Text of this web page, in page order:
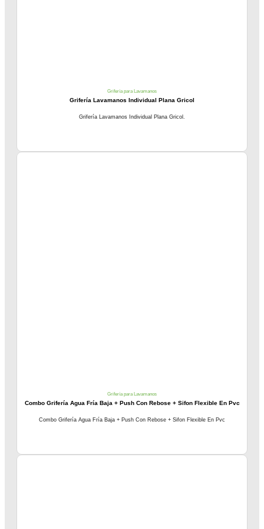
Grifería para Lavamanos
Grifería Lavamanos Individual Plana Gricol
Grifería Lavamanos Individual Plana Gricol.
Grifería para Lavamanos
Combo Grifería Agua Fría Baja + Push Con Rebose + Sifon Flexible En Pvc
Combo Grifería Agua Fría Baja + Push Con Rebose + Sifon Flexible En Pvc